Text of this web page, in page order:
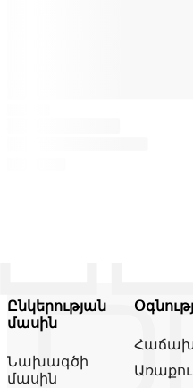
Ընկերության
մասին
Նախագծի
մասին
Հաճախ